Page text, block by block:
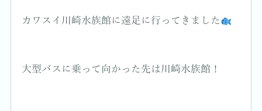
カワスイ川崎水族館に遠足に行ってきました
大型バスに乗って向かった先は川崎水族館！